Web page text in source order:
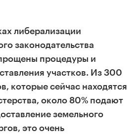
либерализации
законодательства
процедуры и
участков. Из 300
которые сейчас находятся
около 80% подают
земельного
это очень